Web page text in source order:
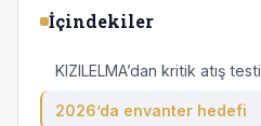
İçindekiler
KIZILELMA’dan kritik atış testi
2026’da envanter hedefi